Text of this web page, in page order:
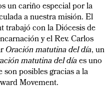
un cariño especial por la
a nuestra misión. El
trabajó con la Diócesis de
y el Rev. Carlos
Oración matutina del día, un
matutina del díaes uno
posibles gracias a la
Movement.